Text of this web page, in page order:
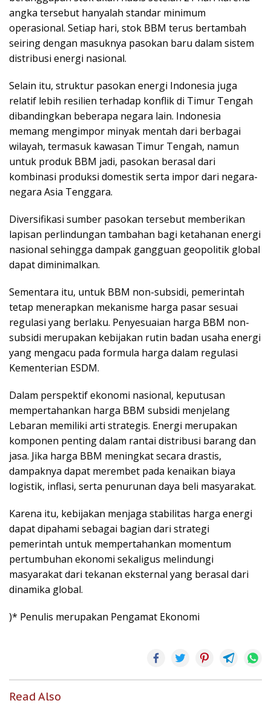
angka tersebut hanyalah standar minimum
operasional. Setiap hari, stok BBM terus bertambah
seiring dengan masuknya pasokan baru dalam sistem
distribusi energi nasional.
Selain itu, struktur pasokan energi Indonesia juga
relatif lebih resilien terhadap konflik di Timur Tengah
dibandingkan beberapa negara lain. Indonesia
memang mengimpor minyak mentah dari berbagai
wilayah, termasuk kawasan Timur Tengah, namun
untuk produk BBM jadi, pasokan berasal dari
kombinasi produksi domestik serta impor dari negara-
negara Asia Tenggara.
Diversifikasi sumber pasokan tersebut memberikan
lapisan perlindungan tambahan bagi ketahanan energi
nasional sehingga dampak gangguan geopolitik global
dapat diminimalkan.
Sementara itu, untuk BBM non-subsidi, pemerintah
tetap menerapkan mekanisme harga pasar sesuai
regulasi yang berlaku. Penyesuaian harga BBM non-
subsidi merupakan kebijakan rutin badan usaha energi
yang mengacu pada formula harga dalam regulasi
Kementerian ESDM.
Dalam perspektif ekonomi nasional, keputusan
mempertahankan harga BBM subsidi menjelang
Lebaran memiliki arti strategis. Energi merupakan
komponen penting dalam rantai distribusi barang dan
jasa. Jika harga BBM meningkat secara drastis,
dampaknya dapat merembet pada kenaikan biaya
logistik, inflasi, serta penurunan daya beli masyarakat.
Karena itu, kebijakan menjaga stabilitas harga energi
dapat dipahami sebagai bagian dari strategi
pemerintah untuk mempertahankan momentum
pertumbuhan ekonomi sekaligus melindungi
masyarakat dari tekanan eksternal yang berasal dari
dinamika global.
)* Penulis merupakan Pengamat Ekonomi
Read Also